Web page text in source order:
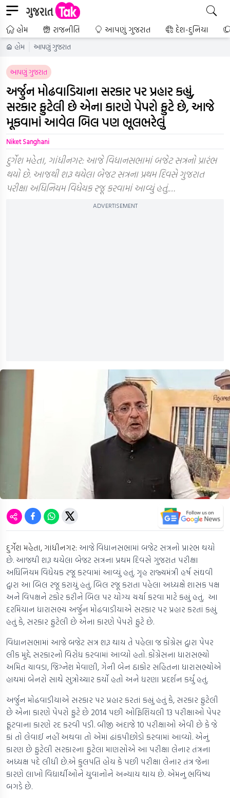
હોમ રાજનીતિ આપણું ગુજરાત દેશ-દુનિયા
હોમ આપણું ગુજરાત
આપણું ગુજરાત
અર્જુન મોઢવાડિયાના સરકાર પર પ્રહાર કહ્યું,
સરકાર ફુટેલી છે એના કારણે પેપરો ફુટે છે, આજે
મૂકવામાં આવેલ બિલ પણ ભૂલભરેલું
Niket Sanghani
દુર્ગેશ મહેતા, ગાંધીનગર: આજે વિધાનસભામાં બજેટ સત્રનો પ્રારંભ
થયો છે. આજથી શરૂ થયેલા બેજટ સત્રના પ્રથમ દિવસે ગુજરાત
પરીક્ષા અધિનિયમ વિધેયક રજૂ કરવામાં આવ્યું હતું.…
ADVERTISEMENT
દુર્ગેશ મહેતા, ગાંધીનગર: આજે વિધાનસભામાં બજેટ સત્રનો પ્રારંભ થયો
છે. આજથી શરૂ થયેલા બેજટ સત્રના પ્રથમ દિવસે ગુજરાત પરીક્ષા
અધિનિયમ વિધેયક રજૂ કરવામાં આવ્યું હતું. ગૃહ રાજ્યમંત્રી હર્ષ સંઘવી
દ્વારા આ બિલ રજૂ કરાયું હતું. બિલ રજૂ કરાતા પહેલા અધ્યક્ષે શાસક પક્ષ
અને વિપક્ષને ટકોર કરીને બિલ પર યોગ્ય ચર્ચા કરવા માટે કહ્યું હતું. આ
દરમિયાન ધારાસભ્ય અર્જુન મોઢવાડીયાએ સરકાર પર પ્રહાર કરતાં કહ્યું
હતું કે, સરકાર ફુટેલી છે એના કારણે પેપરો ફુટે છે.
વિધાનસભામાં આજે બજેટ સત્ર શરૂ થાય તે પહેલા જ કોંગ્રેસ દ્વારા પેપર
લીક મુદ્દે સરકારનો વિરોધ કરવામાં આવ્યો હતો. કોંગ્રેસના ધારાસભ્યો
અમિત ચાવડા, જિગ્નેશ મેવાણી, ગેની બેન ઠાકોર સહિતના ધારાસભ્યોએ
હાથમાં બેનરો સાથે સુત્રોચ્ચાર કર્યો હતો અને ધરણા પ્રદર્શન કર્યું હતું.
અર્જુન મોઢવાડીયાએ સરકાર પર પ્રહાર કરતાં કહ્યું હતું કે, સરકાર ફુટેલી
છે એના કારણે પેપરો ફુટે છે 2014 પછી ઓફિશિયલી 13 પરીક્ષાઓ પેપર
ફૂટવાના કારણે રદ કરવી પડી. બીજી અંદાજે 10 પરીક્ષાઓ એવી છે કે જે
કાં તો લેવાઈ નહીં અથવા તો એમાં ઢાંકપીછોડો કરવામાં આવ્યો. એનું
કારણ છે ફુટેલી સરકારના ફુટેલા માણસોએ આ પરીક્ષા લેનાર તંત્રના
અધ્યક્ષ પદે લીધી છે.એ કુલપતિ હોય કે પછી પરીક્ષા લેનાર તંત્ર જેના
કારણે લાખો વિદ્યાર્થીઓને યુવાનોને અન્યાય થાય છે. એમનુ ભવિષ્ય
બગડે છે.